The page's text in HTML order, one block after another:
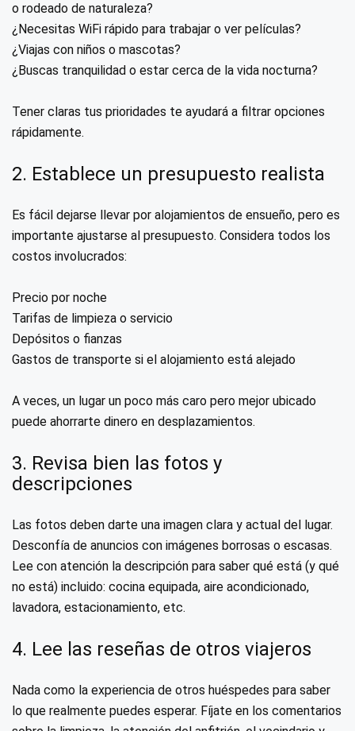
o rodeado de naturaleza?
¿Necesitas WiFi rápido para trabajar o ver películas?
¿Viajas con niños o mascotas?
¿Buscas tranquilidad o estar cerca de la vida nocturna?
Tener claras tus prioridades te ayudará a filtrar opciones
rápidamente.
2. Establece un presupuesto realista
Es fácil dejarse llevar por alojamientos de ensueño, pero es
importante ajustarse al presupuesto. Considera todos los
costos involucrados:
Precio por noche
Tarifas de limpieza o servicio
Depósitos o fianzas
Gastos de transporte si el alojamiento está alejado
A veces, un lugar un poco más caro pero mejor ubicado
puede ahorrarte dinero en desplazamientos.
3. Revisa bien las fotos y
descripciones
Las fotos deben darte una imagen clara y actual del lugar.
Desconfía de anuncios con imágenes borrosas o escasas.
Lee con atención la descripción para saber qué está (y qué
no está) incluido: cocina equipada, aire acondicionado,
lavadora, estacionamiento, etc.
4. Lee las reseñas de otros viajeros
Nada como la experiencia de otros huéspedes para saber
lo que realmente puedes esperar. Fíjate en los comentarios